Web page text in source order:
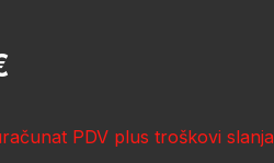
PDV plus troškovi slanja